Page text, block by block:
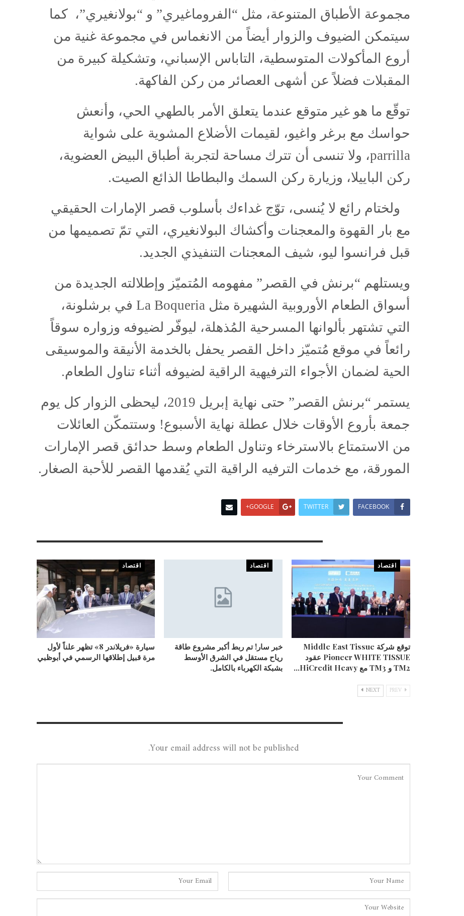
مجموعة الأطباق المتنوعة، مثل “الفروماغيري” و “بولانغيري”، كما
سيتمكن الضيوف والزوار أيضاً من الانغماس في مجموعة غنية من
أروع المأكولات المتوسطية، التاباس الإسباني، وتشكيلة كبيرة من
المقبلات فضلاً عن أشهى العصائر من ركن الفاكهة.
توقّع ما هو غير متوقع عندما يتعلق الأمر بالطهي الحي، وأنعش
حواسك مع برغر واغيو، لقيمات الأضلاع المشوية على شواية
parrilla، ولا تنسى أن تترك مساحة لتجربة أطباق البيض العضوية،
ركن الباييلا، وزيارة ركن السمك والبطاطا الذائع الصيت.
ولختام رائع لا يُنسى، توّج غداءك بأسلوب قصر الإمارات الحقيقي
مع بار القهوة والمعجنات وأكشاك البولانغيري، التي تمّ تصميمها من
قبل فرانسوا ليو، شيف المعجنات التنفيذي الجديد.
ويستلهم “برنش في القصر” مفهومه المُتميّز وإطلالته الجديدة من
أسواق الطعام الأوروبية الشهيرة مثل La Boqueria في برشلونة،
التي تشتهر بألوانها المسرحية المُذهلة، ليوفّر لضيوفه وزواره سوقاً
رائعاً في موقع مُتميّز داخل القصر يحفل بالخدمة الأنيقة والموسيقى
الحية لضمان الأجواء الترفيهية الراقية لضيوفه أثناء تناول الطعام.
يستمر “برنش القصر” حتى نهاية إبريل 2019، ليحظى الزوار كل يوم
جمعة بأروع الأوقات خلال عطلة نهاية الأسبوع! وستتمكّن العائلات
من الاستمتاع بالاسترخاء وتناول الطعام وسط حدائق قصر الإمارات
المورقة، مع خدمات الترفيه الراقية التي يُقدمها القصر للأحبة الصغار.
FACEBOOK
TWITTER
GOOGLE+
اقتصاد
توقع شركة Middle East Tissue
Pioneer WHITE TISSUE عقود
TM2 و TM3 مع HiCredit Heavy…
اقتصاد
خبر سار! تم ربط أكبر مشروع طاقة
رياح مستقل في الشرق الأوسط
بشبكة الكهرباء بالكامل.
اقتصاد
سيارة «فريلاندر 8» تظهر علناً لأول
مرة قبيل إطلاقها الرسمي في أبوظبي
NEXT
Your email address will not be published.